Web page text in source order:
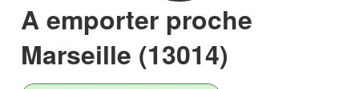
A emporter proche
Marseille (13014)